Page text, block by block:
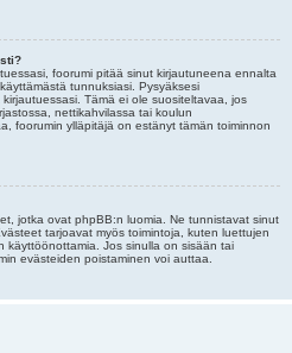
foorumi pitää sinut kirjautuneena ennalta
tunnuksiasi. Pysyäksesi
kirjautuessasi. Tämä ei ole suositeltavaa, jos
nettikahvilassa tai koulun
foorumin ylläpitäjä on estänyt tämän toiminnon
jotka ovat phpBB:n luomia. Ne tunnistavat sinut
tarjoavat myös toimintoja, kuten luettujen
käyttöönottamia. Jos sinulla on sisään tai
evästeiden poistaminen voi auttaa.